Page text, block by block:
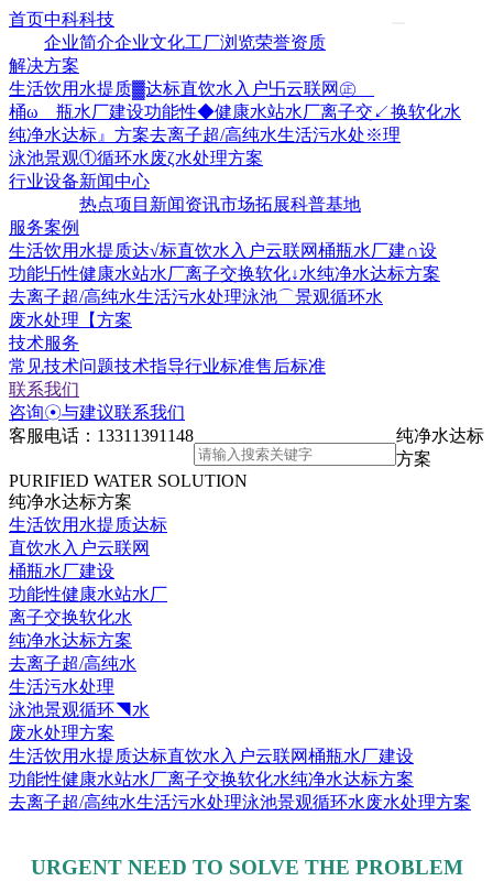
首页中科科技
企业简介企业文化工厂浏览荣誉资质
解决方案
生活饮用水提质▓达标直饮水入户卐云联网㊣
桶ω 瓶水厂建设功能性◆健康水站水厂离子交↙换软化水
纯净水达标』方案去离子超/高纯水生活污水处※理
泳池景观①循环水废ζ水处理方案
行业设备新闻中心
热点项目 新闻资讯市场拓展科普基地
服务案例
生活饮用水提质达√标直饮水入户云联网桶瓶水厂建∩设
功能卐性健康水站水厂离子交换软化↓水纯净水达标方案
去离子超/高纯水生活污水处理泳池⌒景观循环水
废水处理【方案
技术服务
常见技术问题技术指导行业标准售后标准
联系我们
咨询☉与建议联系我们
客服电话： 13311391148
纯净水达标
方案
PURIFIED WATER SOLUTION
纯净水达标方案
生活饮用水提质达标
直饮水入户云联网
桶瓶水厂建设
功能性健康水站水厂
离子交换软化水
纯净水达标方案
去离子超/高纯水
生活污水处理
泳池景观循环◥水
废水处理方案
生活饮用水提质达标直饮水入户云联网桶瓶水厂建设
功能性健康水站水厂离子交换软化水纯净水达标方案
去离子超/高纯水生活污水处理泳池景观循环水废水处理方案
URGENT NEED TO SOLVE THE PROBLEM